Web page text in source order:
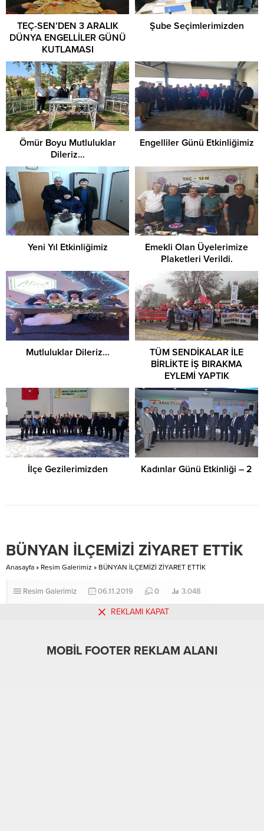
TEÇ-SEN’DEN 3 ARALIK
DÜNYA ENGELLİLER GÜNÜ
KUTLAMASI
Şube Seçimlerimizden
Ömür Boyu Mutluluklar
Dileriz…
Engelliler Günü Etkinliğimiz
Yeni Yıl Etkinliğimiz
Emekli Olan Üyelerimize
Plaketleri Verildi.
Mutluluklar Dileriz…
TÜM SENDİKALAR İLE
BİRLİKTE İŞ BIRAKMA
EYLEMİ YAPTIK
İlçe Gezilerimizden Kadınlar Günü Etkinliği – 2
BÜNYAN İLÇEMİZİ ZİYARET ETTİK
Anasayfa » Resim Galerimiz » BÜNYAN İLÇEMİZİ ZİYARET ETTİK
Resim Galerimiz 06.11.2019 0 3.048
BÜNYAN İLÇESİNDE GÖREVLİ EĞİTİM ÇALIŞANLARINI
REKLAMI KAPAT
MOBİL FOOTER REKLAM ALANI